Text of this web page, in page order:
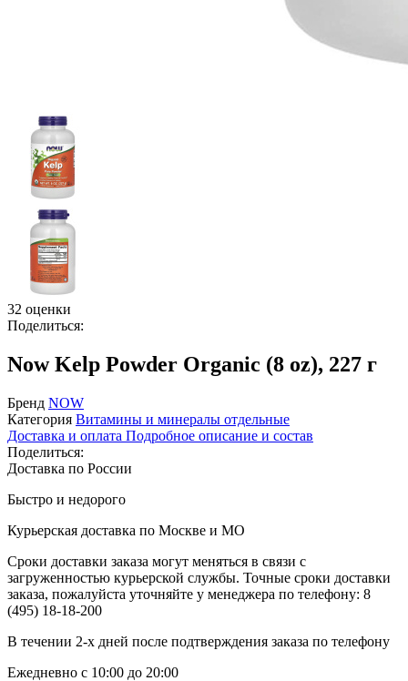
32 оценки
Поделиться:
Now Kelp Powder Organic (8 oz), 227 г
Бренд NOW
Категория Витамины и минералы отдельные
Доставка и оплата Подробное описание и состав
Поделиться:
Доставка по России
Быстро и недорого
Курьерская доставка по Москве и МО
Сроки доставки заказа могут меняться в связи с
загруженностью курьерской службы. Точные сроки доставки
заказа, пожалуйста уточняйте у менеджера по телефону: 8
(495) 18-18-200
В течении 2-х дней после подтверждения заказа по телефону
Ежедневно с 10:00 до 20:00